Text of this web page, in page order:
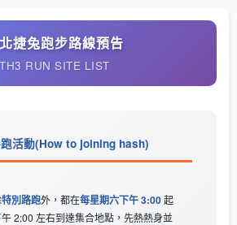
捷兔跑步路線預告
TH3 RUN SITE LIST
活動(How to joining hash)
特別路跑外，都在每星期六下午 3:00起
2:00 左右到達集合地點，先熱熱身並